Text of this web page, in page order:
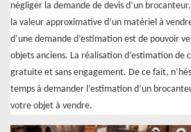
négliger la demande de devis d’un
la valeur approximative d’un matériel à
d’une demande d’estimation est de pouvoir
objets anciens. La réalisation d’estimation de
gratuite et sans engagement. De ce fait,
temps à demander l’estimation d’un
votre objet à vendre.